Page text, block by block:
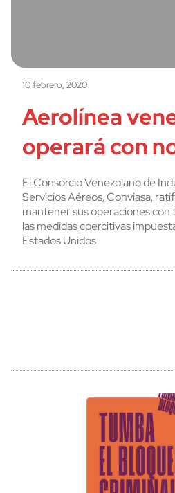
10 febrero, 2020
Aerolínea
operará con
El Consorcio Venezolano de
Servicios Aéreos, Conviasa,
mantener sus operaciones con
las medidas coercitivas
Estados Unidos